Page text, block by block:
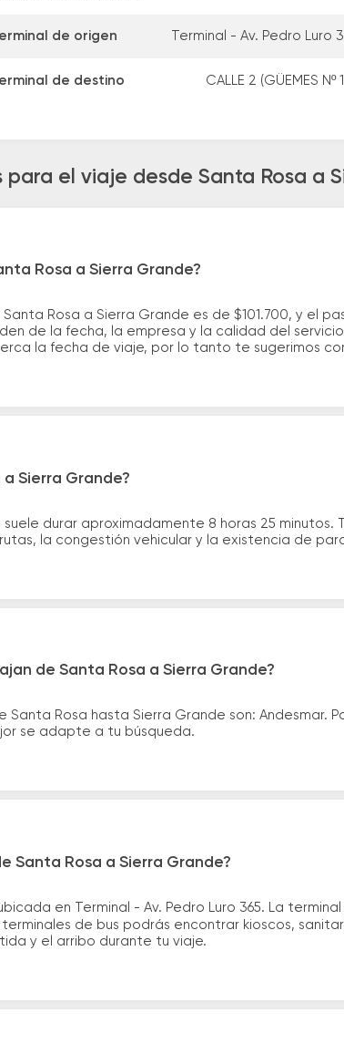
de origen Terminal - Av. Pedro Luro
de destino CALLE 2 (GÜEMES Nº
para el viaje desde Santa Rosa a
Rosa a Sierra Grande?
Rosa a Sierra Grande es de $101.700, y el
de la fecha, la empresa y la calidad del
la fecha de viaje, por lo tanto te sugerimos
Sierra Grande?
durar aproximadamente 8 horas 25
la congestión vehicular y la existencia de
de Santa Rosa a Sierra Grande?
Rosa hasta Sierra Grande son: Andesmar.
se adapte a tu búsqueda.
Santa Rosa a Sierra Grande?
en Terminal - Av. Pedro Luro 365. La
terminales de bus podrás encontrar kioscos,
y el arribo durante tu viaje.